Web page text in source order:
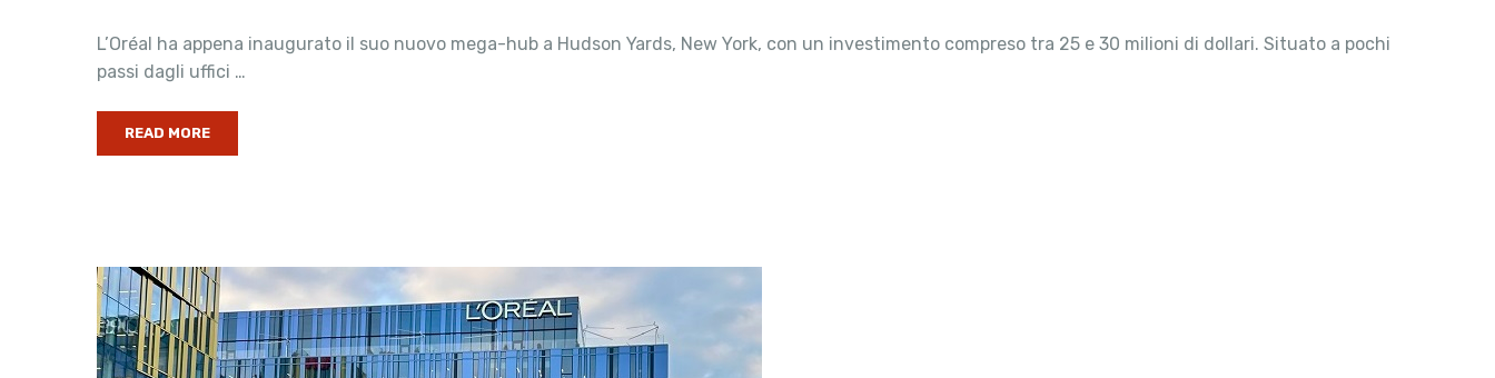
L’Oréal ha appena inaugurato il suo nuovo mega-hub a Hudson Yards, New York, con un investimento compreso tra 25 e 30 milioni di dollari. Situato a pochi
passi dagli uffici …
READ MORE